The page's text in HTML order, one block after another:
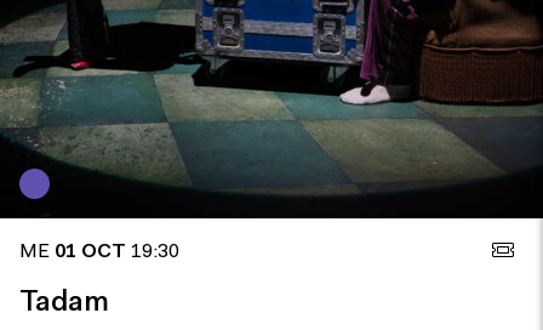
ME 01 OCT 19:30
Tadam